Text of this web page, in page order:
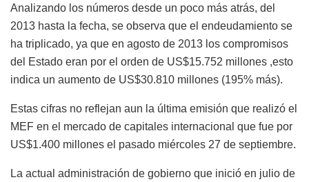
Analizando los números desde un poco más atrás, del
2013 hasta la fecha, se observa que el endeudamiento se
ha triplicado, ya que en agosto de 2013 los compromisos
del Estado eran por el orden de US$15.752 millones ,esto
indica un aumento de US$30.810 millones (195% más).
Estas cifras no reflejan aun la última emisión que realizó el
MEF en el mercado de capitales internacional que fue por
US$1.400 millones el pasado miércoles 27 de septiembre.
La actual administración de gobierno que inició en julio de